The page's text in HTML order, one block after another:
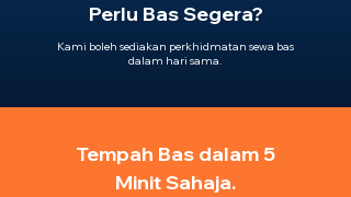
Perlu Bas Segera?
Kami boleh sediakan perkhidmatan sewa bas
dalam hari sama.
Tempah Bas dalam 5
Minit Sahaja.